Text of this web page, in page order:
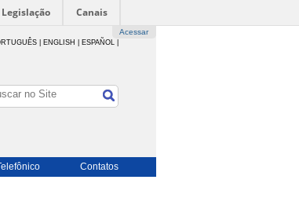
Legislação Canais
Acessar
| ENGLISH | ESPAÑOL |
Contatos